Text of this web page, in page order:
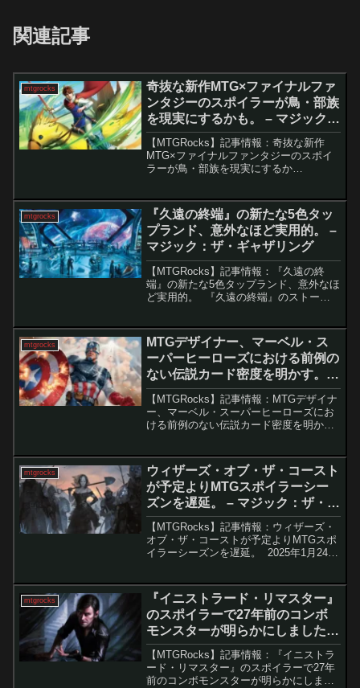
関連記事
mtgrocks
奇抜な新作MTG×ファイナルファ
ンタジーのスポイラーが鳥・部族
を現実にするかも。 – マジック：
ザ・ギャザリング
【MTGRocks】記事情報：奇抜な新作
MTG×ファイナルファンタジーのスポイ
ラーが鳥・部族を現実にするか
シーズンがついに本格化。中でも、FFV
の主人公バッツ...
mtgrocks
『久遠の終端』の新たな5色タッ
プランド、意外なほど実用的。 –
マジック：ザ・ギャザリング
【MTGRocks】記事情報：『久遠の終
端』の新たな5色タップランド、意外なほ
ど実用的。 『久遠の終端』のストーリ
５色地形です。シリーズ中では地味目な
カードですが、特定...
mtgrocks
MTGデザイナー、マーベル・ス
ーパーヒーローズにおける前例の
ない伝説カード密度を明かす。 –
マジック：ザ・ギャザリング
【MTGRocks】記事情報：MTGデザイナ
ー、マーベル・スーパーヒーローズにお
ける前例のない伝説カード密度を明か
ールの課題マジック：ザ・ギャザリング
の最新セット『マ...
mtgrocks
ウィザーズ・オブ・ザ・コースト
が予定よりMTGスポイラーシー
ズンを遅延。 – マジック：ザ・ギ
ャザリング
【MTGRocks】記事情報：ウィザーズ・
オブ・ザ・コーストが予定よりMTGスポ
イラーシーズンを遅延。 2025年1月24日
ター向けの特別仕様が多数含まれたセッ
トとし...
mtgrocks
『イニストラード・リマスター』
のスポイラーで27年前のコンボ
モンスターが明らかにしました。
– マジック：ザ・ギャザリング
【MTGRocks】記事情報：『イニストラ
ード・リマスター』のスポイラーで27年
前のコンボモンスターが明らかにしまし